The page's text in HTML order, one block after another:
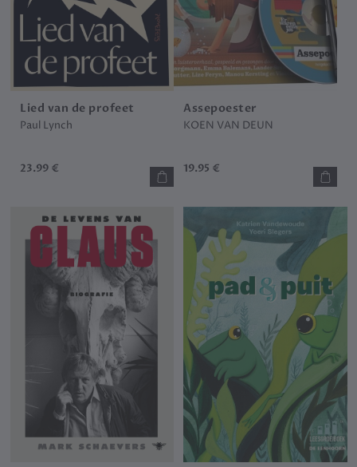
Lied van de profeet
Paul Lynch
23.99 €
Assepoester
KOEN VAN DEUN
19.95 €